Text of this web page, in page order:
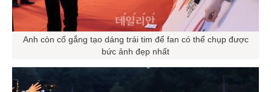
Anh còn cố gắng tạo dáng trái tim để fan có thể chụp được
bức ảnh đẹp nhất